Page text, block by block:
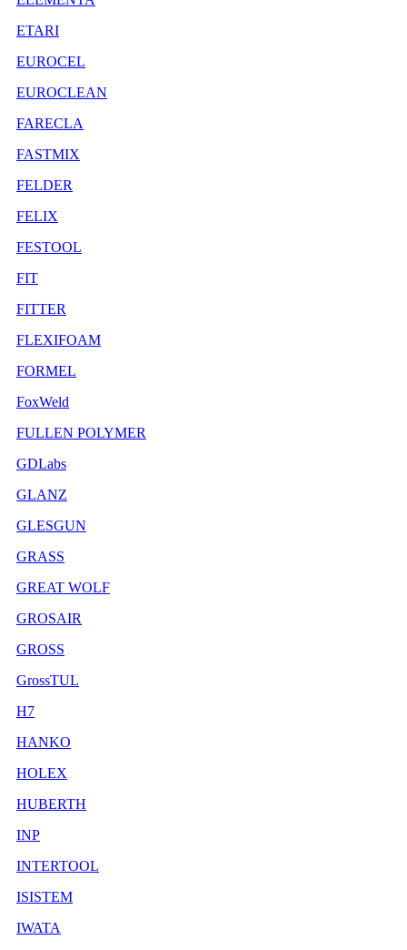
ETARI
EUROCEL
EUROCLEAN
FARECLA
FASTMIX
FELDER
FELIX
FESTOOL
FIT
FITTER
FLEXIFOAM
FORMEL
FoxWeld
FULLEN POLYMER
GDLabs
GLANZ
GLESGUN
GRASS
GREAT WOLF
GROSAIR
GROSS
GrossTUL
H7
HANKO
HOLEX
HUBERTH
INP
INTERTOOL
ISISTEM
IWATA